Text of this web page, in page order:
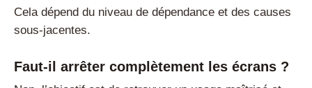
Cela dépend du niveau de dépendance et des causes
sous-jacentes.
Faut-il arrêter complètement les écrans ?